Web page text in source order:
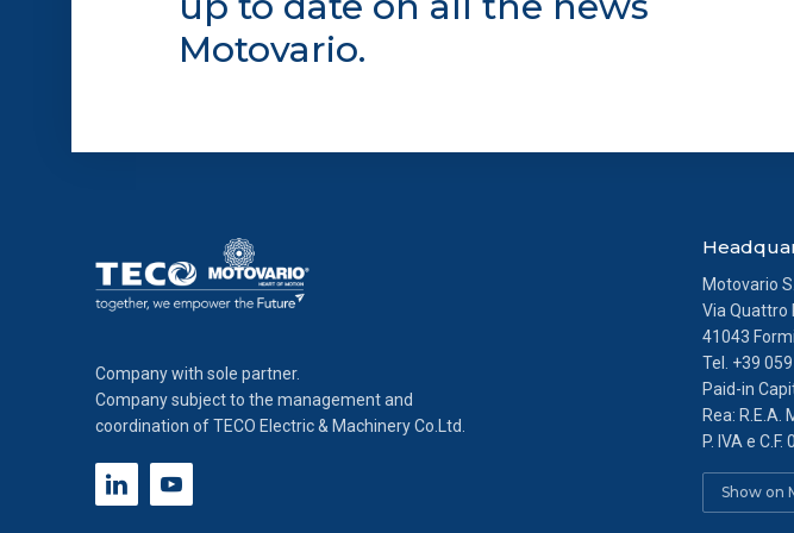
estesa cookie. La chiusura del presente banner
quali non occorre il tuo consenso. Potrai modificare le tue
Motovario.
Company with sole partner.
Company subject to the management and
coordination of TECO Electric & Machinery Co.Ltd.
Motovario
Via Quattro
41043
Tel. +39
Paid-in
Rea: R.E.A.
P. IVA e
Show on